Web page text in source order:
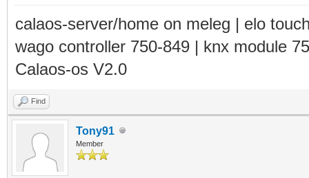
calaos-server/home on meleg | elo
wago controller 750-849 | knx module
Calaos-os V2.0
Find
Tony91
Member